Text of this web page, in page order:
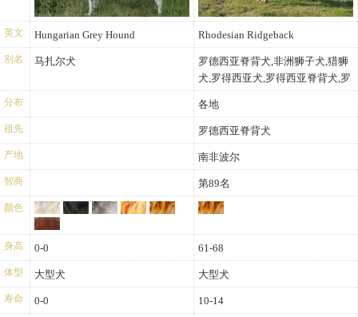
英文 Hungarian Grey Hound Rhodesian Ridgeback
别名 马扎尔犬
罗德西亚脊背犬,非洲狮子犬,猎狮
犬,罗得西亚犬,罗得西亚脊背犬,罗
德西亚背脊犬
分布 各地
祖先 罗德西亚脊背犬
产地 南非波尔
智商 第89名
颜色
身高 0-0 61-68
体型 大型犬 大型犬
寿命 0-0 10-14